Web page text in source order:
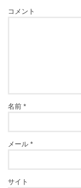
コメント
名前*
メール*
サイト